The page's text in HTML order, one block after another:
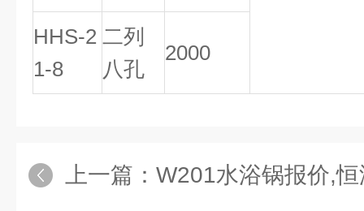
HHS-2
1-8
二列
八孔
2000
上一篇： W201水浴锅报价,恒温